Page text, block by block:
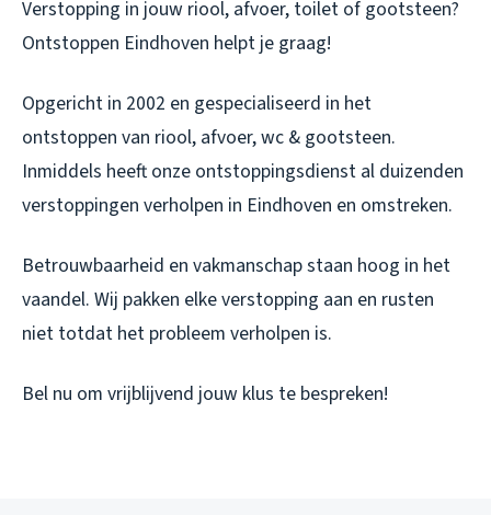
Verstopping in jouw riool, afvoer, toilet of gootsteen?
Ontstoppen Eindhoven helpt je graag!
Opgericht in 2002 en gespecialiseerd in het
ontstoppen van riool, afvoer, wc & gootsteen.
Inmiddels heeft onze ontstoppingsdienst al duizenden
verstoppingen verholpen in Eindhoven en omstreken.
Betrouwbaarheid en vakmanschap staan hoog in het
vaandel. Wij pakken elke verstopping aan en rusten
niet totdat het probleem verholpen is.
Bel nu om vrijblijvend jouw klus te bespreken!